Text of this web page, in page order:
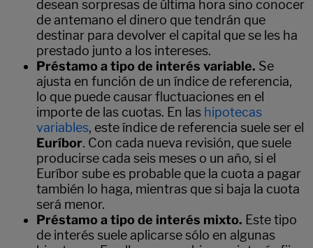
desean sorpresas de última hora sino conocer
de antemano el dinero que tendrán que
destinar para devolver el capital que se les ha
prestado junto a los intereses.
Préstamo a tipo de interés variable. Se
ajusta en función de un índice de referencia,
lo que puede causar fluctuaciones en el
importe de las cuotas. En las hipotecas
variables, este índice de referencia suele ser el
Euríbor. Con cada nueva revisión, que suele
producirse cada seis meses o un año, si el
Euríbor sube es probable que la cuota a pagar
también lo haga, mientras que si baja la cuota
será menor.
Préstamo a tipo de interés mixto. Este tipo
de interés suele aplicarse sólo en algunas